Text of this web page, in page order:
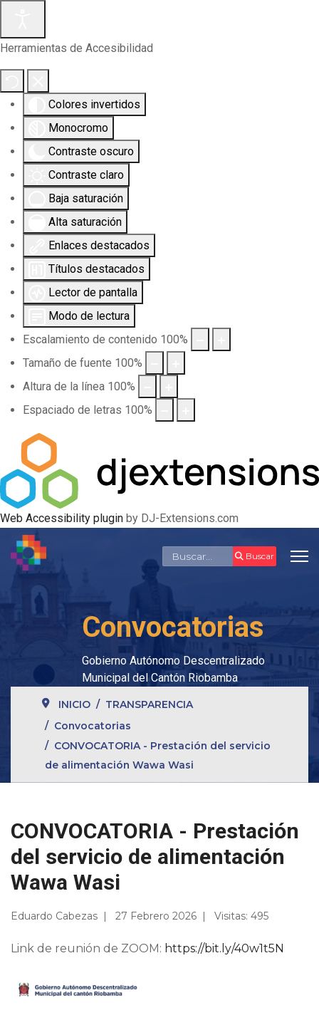
Herramientas de Accesibilidad
Colores invertidos
Monocromo
Contraste oscuro
Contraste claro
Baja saturación
Alta saturación
Enlaces destacados
Títulos destacados
Lector de pantalla
Modo de lectura
Escalamiento de contenido 100%
Tamaño de fuente 100%
Altura de la línea 100%
Espaciado de letras 100%
Web Accessibility plugin by DJ-Extensions.com
Buscar Buscar
Convocatorias
Gobierno Autónomo Descentralizado
Municipal del Cantón Riobamba
INICIO
TRANSPARENCIA
Convocatorias
CONVOCATORIA - Prestación del servicio
de alimentación Wawa Wasi
CONVOCATORIA - Prestación
del servicio de alimentación
Wawa Wasi
Eduardo Cabezas 27 Febrero 2026 Visitas: 495
Link de reunión de ZOOM: https://bit.ly/40w1t5N